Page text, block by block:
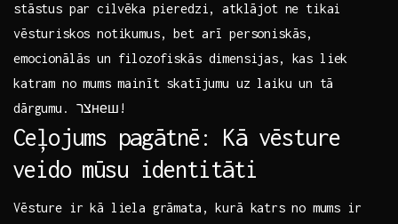
stāstus par ⁣cilvēka​ pieredzi, atklājot ne tikai
vēsturiskos notikumus, bet arī personiskās,⁢
emocionālās un filozofiskās dimensijas, kas liek‌
katram no ⁤mums mainīt skatījumu uz laiku un⁤ tā
dārgumu. צרнеш!
Ceļojums pagātnē: Kā vēsture
⁢veido ⁤mūsu identitāti
Vēsture ir kā‌ liela grāmata, kurā ‍katrs ⁢no ⁣mums ⁣ir